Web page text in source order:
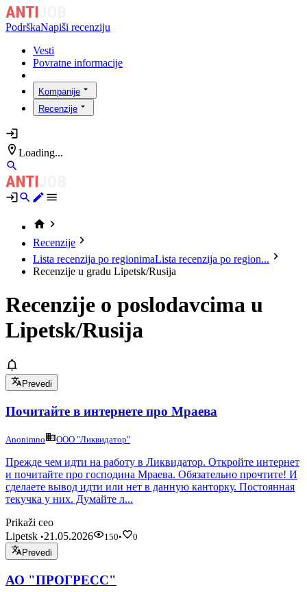
PodrškaNapiši recenziju
Vesti
Povratne informacije
Kompanije
Recenzije
Loading...
Recenzije
Lista recenzija po regionimaLista recenzija po region...
Recenzije u gradu Lipetsk/Rusija
Recenzije o poslodavcima u
Lipetsk/Rusija
Prevedi
Почитайте в интернете про Мраева
Anonimno ООО "Ликвидатор"
Прежде чем идти на работу в Ликвидатор. Откройте интернет
и почитайте про господина Мраева. Обязательно прочтите! И
сделаете вывод идти или нет в данную канторку. Постоянная
текучка у них. Думайте л...
Prikaži ceo
Lipetsk •21.05.2026 150•
0
Prevedi
АО "ПРОГРЕСС"